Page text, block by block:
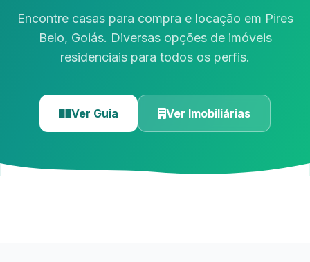
Encontre casas para compra e locação em Pires
Belo, Goiás. Diversas opções de imóveis
residenciais para todos os perfis.
Ver Guia Ver Imobiliárias